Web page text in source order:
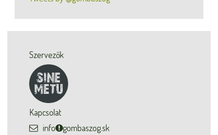
Szervezők
Kapcsolat
info
gombaszog.sk